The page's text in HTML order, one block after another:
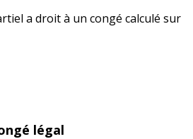
a droit à un congé calculé sur
légal